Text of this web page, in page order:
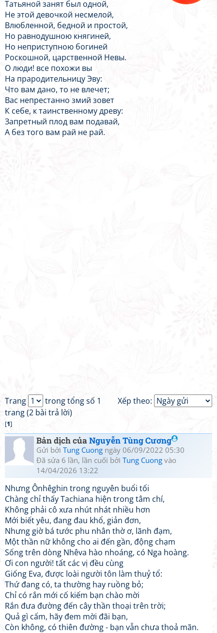
Татьяной занят был одной,
Не этой девочкой несмелой,
Влюбленной, бедной и простой,
Но равнодушною княгиней,
Но неприступною богиней
Роскошной, царственной Невы.
О люди! все похожи вы
На прародительницу Эву:
Что вам дано, то не влечет;
Вас непрестанно змий зовет
К себе, к таинственному древу:
Запретный плод вам подавай,
А без того вам рай не рай.
Xếp theo:
Trang
trong tổng số 1
trang (2 bài trả lời)
[1]
Bản dịch củaNguyễn Tùng Cương
Gửi bởi Tung Cuong ngày 06/09/2022 05:30
Đã sửa 6 lần, lần cuối bởi Tung Cuong vào
14/04/2026 13:22
Nhưng Ônhêghin trong nguyên buổi tối
Chàng chỉ thấy Tachiana hiện trong tâm chí,
Không phải cô xưa nhút nhát nhiều hơn
Mới biết yêu, đang đau khổ, giản đơn,
Nhưng giờ bá tước phu nhân thờ ơ, lãnh đạm,
Một thần nữ không cho ai đến gần, động chạm
Sống trên dòng Nhêva hào nhoáng, có Nga hoàng.
Ơi con người! tất các vị đều cùng
Giống Eva, được loài người tôn làm thuỷ tổ:
Thứ đang có, ta thường hay ruồng bỏ;
Chỉ có rắn mới cố kiếm bạn chào mời
Rắn đưa đường đến cây thần thoại trên trời;
Quả gì cấm, hãy đem mời đãi bạn,
Còn không, có thiên đường - bạn vẫn chưa thoả mãn.